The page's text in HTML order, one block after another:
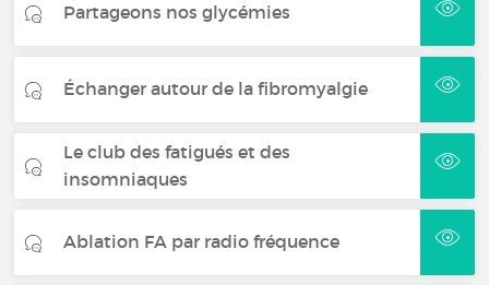
Partageons nos glycémies
Échanger autour de la fibromyalgie
Le club des fatigués et des
insomniaques
Ablation FA par radio fréquence